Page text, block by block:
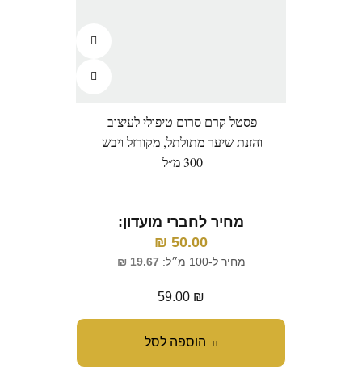
הוספה לסל
פסטל קרם סרום טיפולי לעיצוב
והזנת שיער מתולתל, מקורזל ויבש
300 מ״ל
מחיר לחברי מועדון:
50.00
₪
מחיר ל-100 מ״ל: 19.67
₪
59.00 ₪